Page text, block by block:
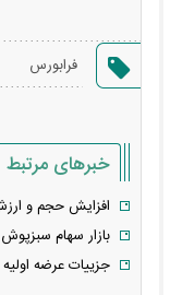
فرابورس
خبرهای مرتبط
افزایش حجم و ارزش
بازار سهام
جزییات عرضه